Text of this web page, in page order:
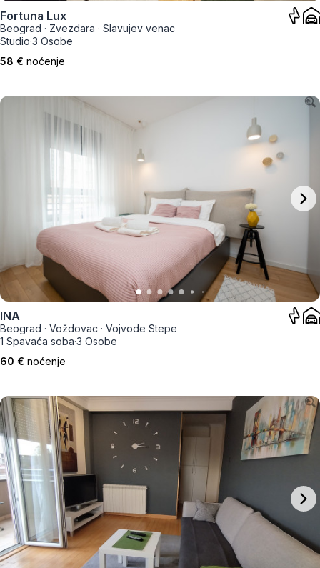
Fortuna Lux
Beograd · Zvezdara · Slavujev venac
Studio·3 Osobe
58 € noćenje
INA
Beograd · Voždovac · Vojvode Stepe
1 Spavaća soba·3 Osobe
60 € noćenje